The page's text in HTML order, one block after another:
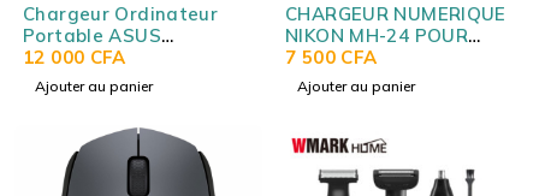
Chargeur Ordinateur
Portable ASUS
19V3.42A 4.5*3.0MM
(Original) ASUS
19V3.42A 4.5*3.0MM
12 000 CFA
Ajouter au panier
CHARGEUR NUMERIQUE
NIKON MH-24 POUR
BATTERIE NIKON EN-
EL14
7 500 CFA
Ajouter au panier